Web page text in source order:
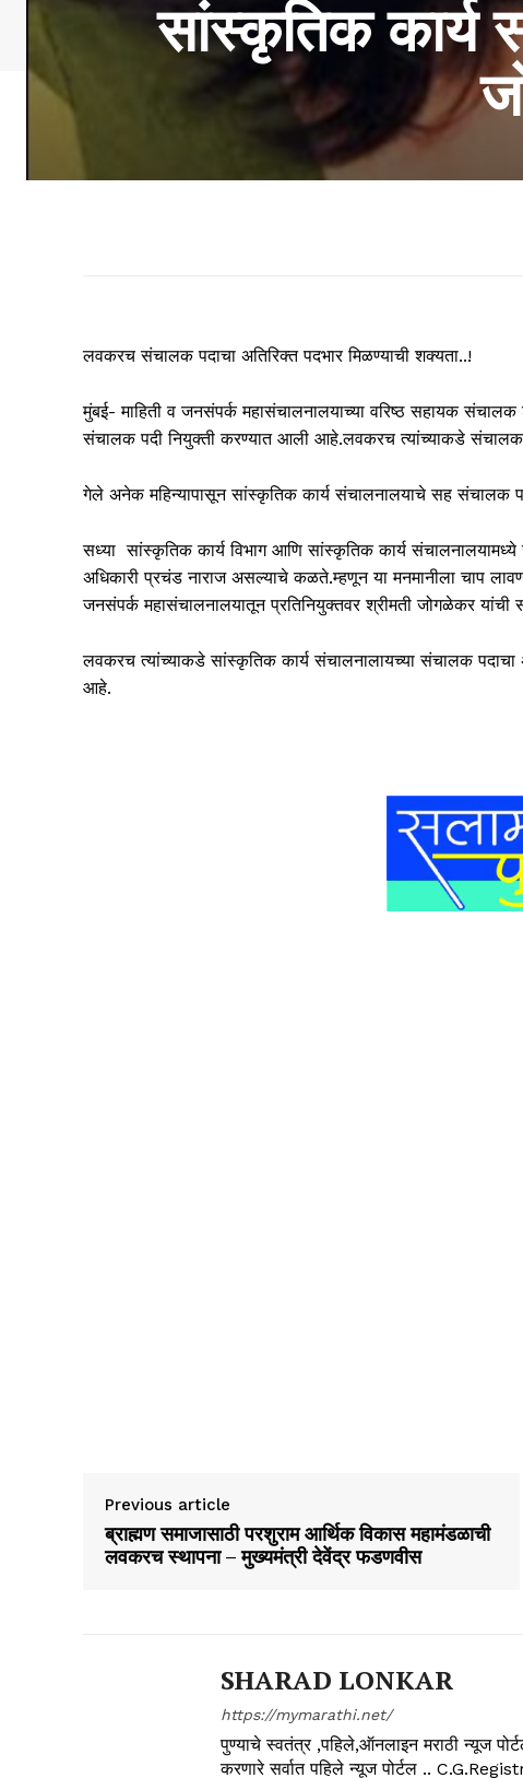
सांस्कृतिक कार्य
लवकरच संचालक पदाचा अतिरिक्त पदभार मिळण्याची शक्यता..!
मुंबई- माहिती व जनसंपर्क महासंचालनालयाच्या वरिष्ठ सहायक
संचालक पदी नियुक्ती करण्यात आली आहे.लवकरच त्यांच्याकडे संचालक
गेले अनेक महिन्यापासून सांस्कृतिक कार्य संचालनालयाचे सह संचालक
सध्या सांस्कृतिक कार्य विभाग आणि सांस्कृतिक कार्य संचालनालयामध्ये
अधिकारी प्रचंड नाराज असल्याचे कळते.म्हणून या मनमानीला चाप
जनसंपर्क महासंचालनालयातून प्रतिनियुक्तवर श्रीमती जोगळेकर
लवकरच त्यांच्याकडे सांस्कृतिक कार्य संचालनालायच्या संचालक पदाचा
आहे.
Previous article
ब्राह्मण समाजासाठी परशुराम आर्थिक विकास महामंडळाची
लवकरच स्थापना – मुख्यमंत्री देवेंद्र फडणवीस
SHARAD LONKAR
https://mymarathi.net/
पुण्याचे स्वतंत्र ,पहिले,ऑनलाइन मराठी न्यूज
करणारे सर्वात पहिले न्यूज पोर्टल ..